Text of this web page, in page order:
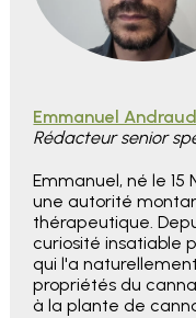
Emmanuel Andraud
Rédacteur senior
Emmanuel, né le 15
une autorité
thérapeutique.
curiosité insatiable
qui l'a
propriétés du
à la plante de